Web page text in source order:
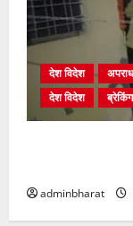
देश विदेश अपराध
देश विदेश
adminbharat